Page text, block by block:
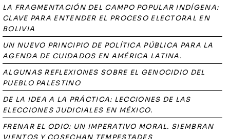
LA FRAGMENTACIÓN DEL CAMPO POPULAR INDÍGENA:
CLAVE PARA ENTENDER EL PROCESO ELECTORAL EN
BOLIVIA
UN NUEVO PRINCIPIO DE POLÍTICA PÚBLICA PARA LA
AGENDA DE CUIDADOS EN AMÉRICA LATINA.
ALGUNAS REFLEXIONES SOBRE EL GENOCIDIO DEL
PUEBLO PALESTINO
DE LA IDEA A LA PRÁCTICA: LECCIONES DE LAS
ELECCIONES JUDICIALES EN MÉXICO.
FRENAR EL ODIO: UN IMPERATIVO MORAL. SIEMBRAN
VIENTOS Y COSECHAN TEMPESTADES